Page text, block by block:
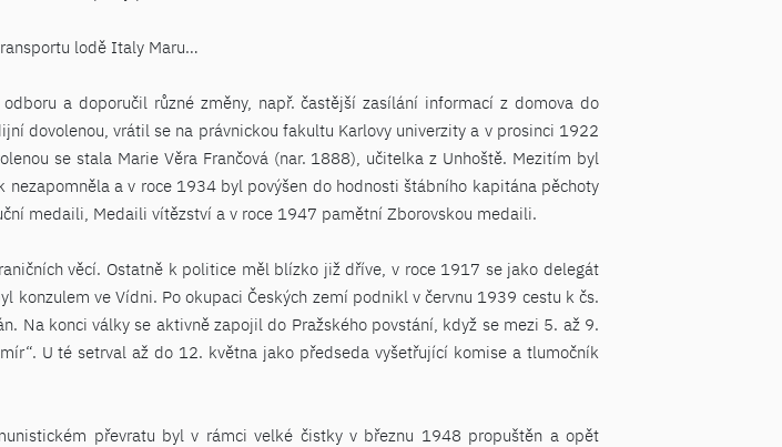
lodě Italy Maru…
a doporučil různé změny, např. častější zasílání informací z domova do
dovolenou, vrátil se na právnickou fakultu Karlovy univerzity a v prosinci 1922
se stala Marie Věra Frančová (nar. 1888), učitelka z Unhoště. Mezitím byl
a v roce 1934 byl povýšen do hodnosti štábního kapitána pěchoty
medaili, Medaili vítězství a v roce 1947 pamětní Zborovskou medaili.
věcí. Ostatně k politice měl blízko již dříve, v roce 1917 se jako delegát
konzulem ve Vídni. Po okupaci Českých zemí podnikl v červnu 1939 cestu k čs.
Na konci války se aktivně zapojil do Pražského povstání, když se mezi 5. až 9.
U té setrval až do 12. května jako předseda vyšetřující komise a tlumočník
převratu byl v rámci velké čistky v březnu 1948 propuštěn a opět